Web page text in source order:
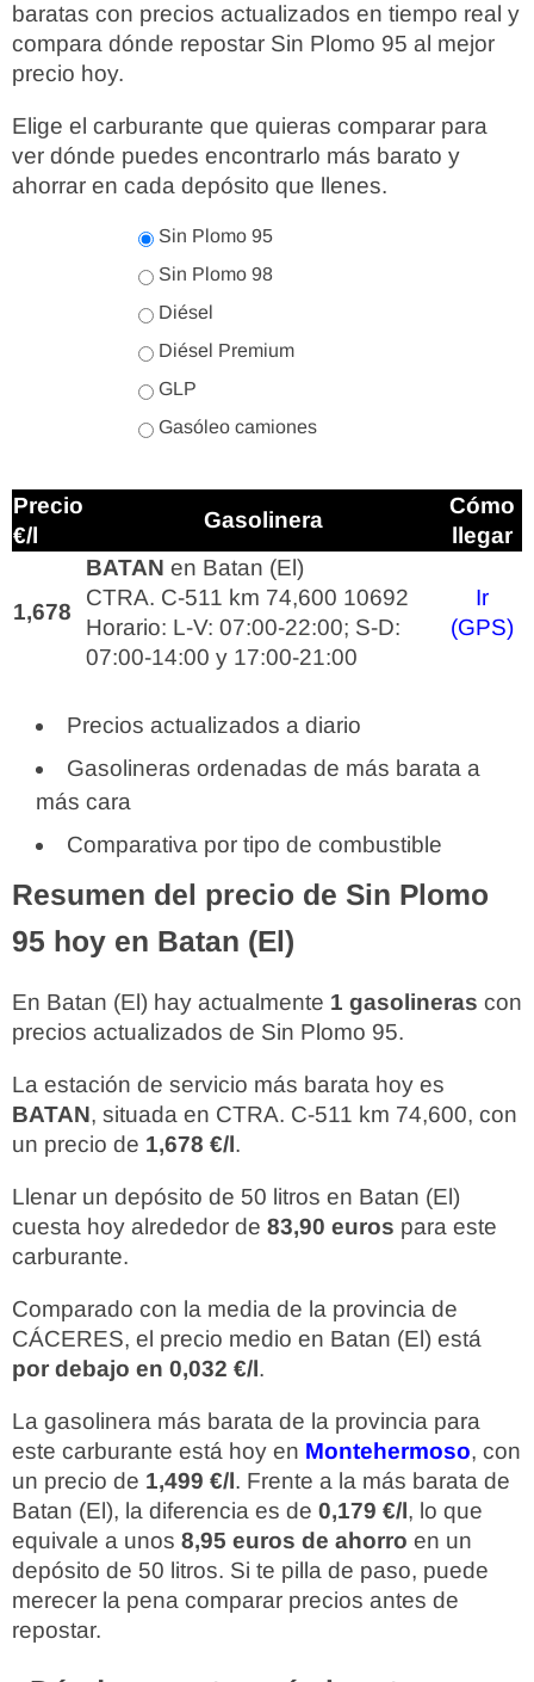
baratas con precios actualizados en tiempo real y
compara dónde repostar Sin Plomo 95 al mejor
precio hoy.
Elige el carburante que quieras comparar para
ver dónde puedes encontrarlo más barato y
ahorrar en cada depósito que llenes.
Sin Plomo 95
Sin Plomo 98
Diésel
Diésel Premium
GLP
Gasóleo camiones
Precio
€/l
Gasolinera
Cómo
llegar
1,678
BATAN en Batan (El)
CTRA. C-511 km 74,600 10692
Horario: L-V: 07:00-22:00; S-D:
07:00-14:00 y 17:00-21:00
Ir
(GPS)
Precios actualizados a diario
Gasolineras ordenadas de más barata a
más cara
Comparativa por tipo de combustible
Resumen del precio de Sin Plomo
95 hoy en Batan (El)
En Batan (El) hay actualmente 1 gasolineras con
precios actualizados de Sin Plomo 95.
La estación de servicio más barata hoy es
BATAN, situada en CTRA. C-511 km 74,600, con
un precio de 1,678 €/l.
Llenar un depósito de 50 litros en Batan (El)
cuesta hoy alrededor de 83,90 euros para este
carburante.
Comparado con la media de la provincia de
CÁCERES, el precio medio en Batan (El) está
por debajo en 0,032 €/l.
La gasolinera más barata de la provincia para
este carburante está hoy en Montehermoso, con
un precio de 1,499 €/l. Frente a la más barata de
Batan (El), la diferencia es de 0,179 €/l, lo que
equivale a unos 8,95 euros de ahorro en un
depósito de 50 litros. Si te pilla de paso, puede
merecer la pena comparar precios antes de
repostar.